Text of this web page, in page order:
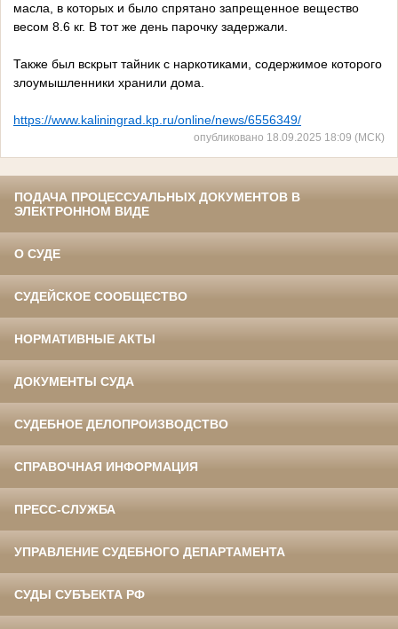
масла, в которых и было спрятано запрещенное вещество
весом 8.6 кг. В тот же день парочку задержали.
Также был вскрыт тайник с наркотиками, содержимое которого
злоумышленники хранили дома.
https://www.kaliningrad.kp.ru/online/news/6556349/
опубликовано 18.09.2025 18:09 (МСК)
ПОДАЧА ПРОЦЕССУАЛЬНЫХ ДОКУМЕНТОВ В
ЭЛЕКТРОННОМ ВИДЕ
О СУДЕ
СУДЕЙСКОЕ СООБЩЕСТВО
НОРМАТИВНЫЕ АКТЫ
ДОКУМЕНТЫ СУДА
СУДЕБНОЕ ДЕЛОПРОИЗВОДСТВО
СПРАВОЧНАЯ ИНФОРМАЦИЯ
ПРЕСС-СЛУЖБА
УПРАВЛЕНИЕ СУДЕБНОГО ДЕПАРТАМЕНТА
СУДЫ СУБЪЕКТА РФ